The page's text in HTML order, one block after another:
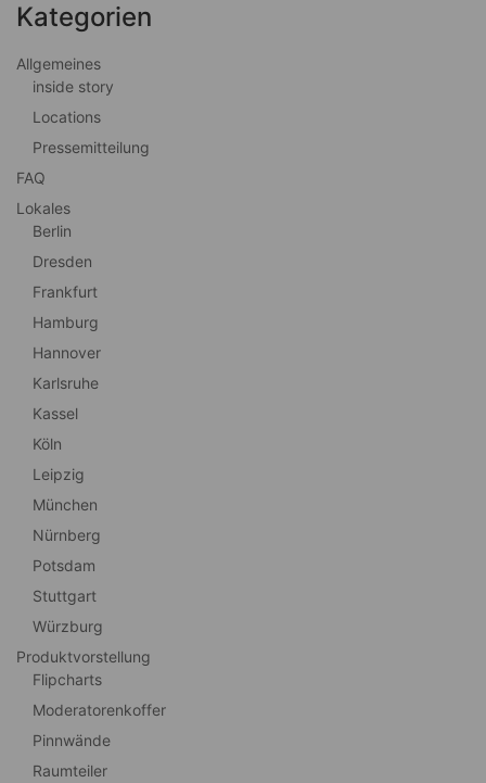
Kategorien
Allgemeines
inside story
Locations
Pressemitteilung
FAQ
Lokales
Berlin
Dresden
Frankfurt
Hamburg
Hannover
Karlsruhe
Kassel
Köln
Leipzig
München
Nürnberg
Potsdam
Stuttgart
Würzburg
Produktvorstellung
Flipcharts
Moderatorenkoffer
Pinnwände
Raumteiler